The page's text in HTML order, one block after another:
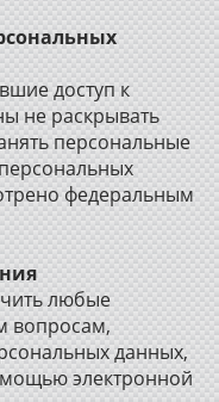
доступ к
не раскрывать
персональные
федеральным
любые
вопросам,
данных,
электронной